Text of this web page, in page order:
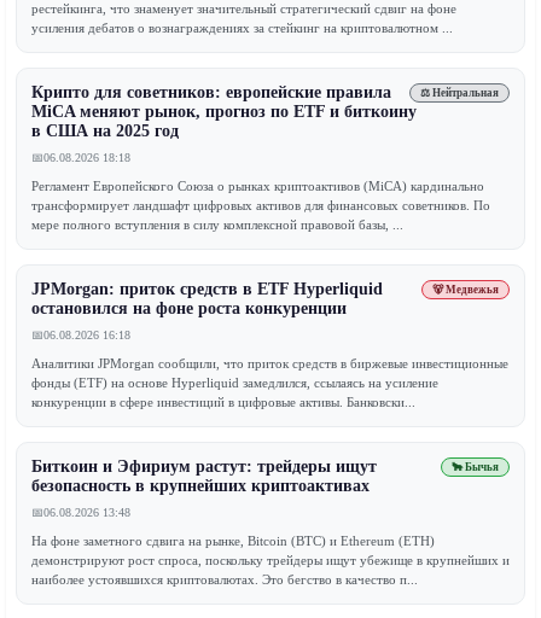
рестейкинга, что знаменует значительный стратегический сдвиг на фоне
усиления дебатов о вознаграждениях за стейкинг на криптовалютном ...
⚖️ Нейтральная
Крипто для советников: европейские правила
MiCA меняют рынок, прогноз по ETF и биткоину
в США на 2025 год
📅06.08.2026 18:18
Регламент Европейского Союза о рынках криптоактивов (MiCA) кардинально
трансформирует ландшафт цифровых активов для финансовых советников. По
мере полного вступления в силу комплексной правовой базы, ...
🐻 Медвежья
JPMorgan: приток средств в ETF Hyperliquid
остановился на фоне роста конкуренции
📅06.08.2026 16:18
Аналитики JPMorgan сообщили, что приток средств в биржевые инвестиционные
фонды (ETF) на основе Hyperliquid замедлился, ссылаясь на усиление
конкуренции в сфере инвестиций в цифровые активы. Банковски...
🐂 Бычья
Биткоин и Эфириум растут: трейдеры ищут
безопасность в крупнейших криптоактивах
📅06.08.2026 13:48
На фоне заметного сдвига на рынке, Bitcoin (BTC) и Ethereum (ETH)
демонстрируют рост спроса, поскольку трейдеры ищут убежище в крупнейших и
наиболее устоявшихся криптовалютах. Это бегство в качество п...